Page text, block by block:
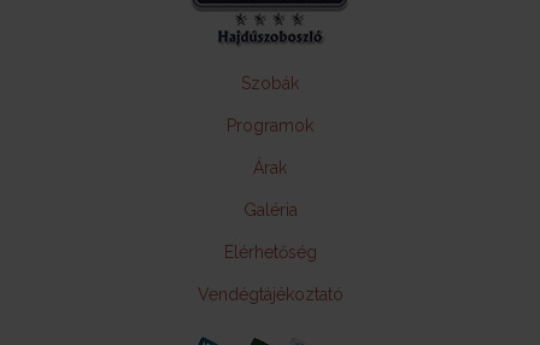
Szobák
Programok
Árak
Galéria
Elérhetőség
Vendégtájékoztató